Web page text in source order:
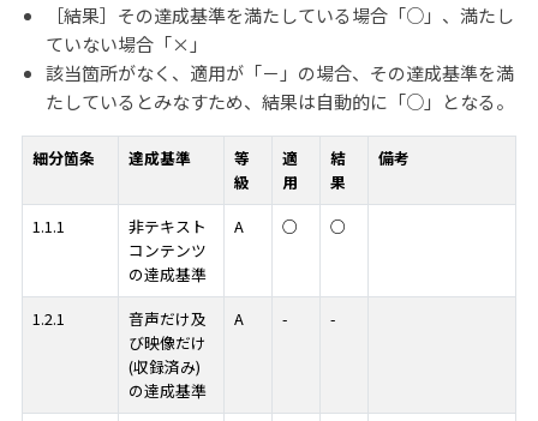
［結果］その達成基準を満たしている場合「○」、満たし
ていない場合「×」
該当箇所がなく、適用が「－」の場合、その達成基準を満
たしているとみなすため、結果は自動的に「○」となる。
細分箇条 達成基準
等
級
適
用
結
果
備考
1.1.1
非テキスト
コンテンツ
の達成基準
A ○ ○
1.2.1
音声だけ及
び映像だけ
(収録済み)
の達成基準
A - -